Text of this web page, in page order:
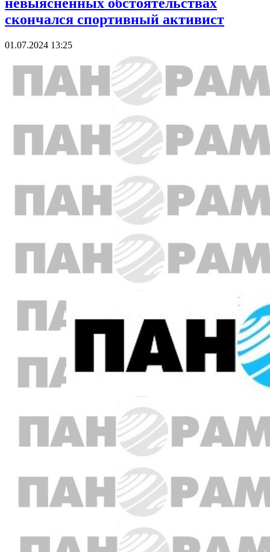
невыясненных обстоятельствах
скончался спортивный активист
01.07.2024 13:25